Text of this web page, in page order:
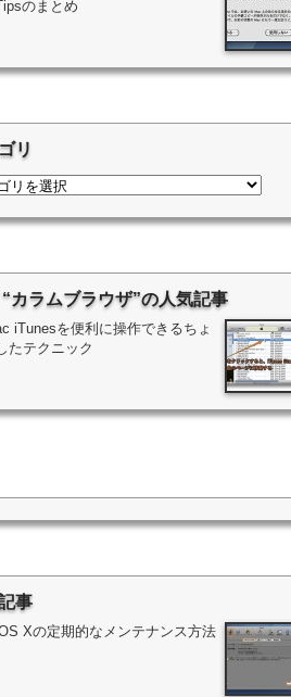
のまとめ
リ
カラムブラウザ”の人気記事
iTunesを便利に操作できるちょ
たテクニック
事
Xの定期的なメンテナンス方法